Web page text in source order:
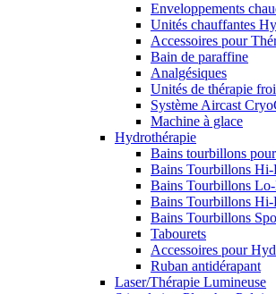
Enveloppements
Unités chauffantes
Accessoires pour
Bain de paraffine
Analgésiques
Unités de thérapie
Système Aircast
Machine à glace
Hydrothérapie
Bains tourbillons
Bains Tourbillons
Bains Tourbillons
Bains Tourbillons
Bains Tourbillons
Tabourets
Accessoires pour
Ruban antidérapant
Laser/Thérapie Lumineuse